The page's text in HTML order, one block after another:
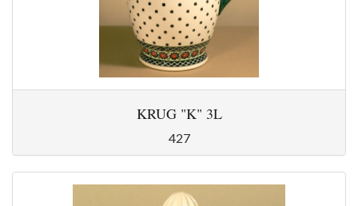
KRUG "K" 3L
427